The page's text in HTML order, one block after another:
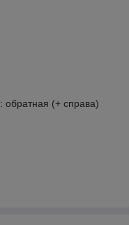
: обратная (+ справа)